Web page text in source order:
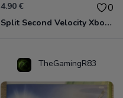
4.90 € 0
Split Second Velocity Xbox 360
TheGamingR83